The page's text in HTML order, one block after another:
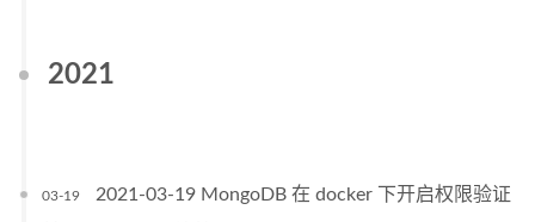
2021
03-19
2021-03-19 MongoDB 在 docker 下开启权限验证